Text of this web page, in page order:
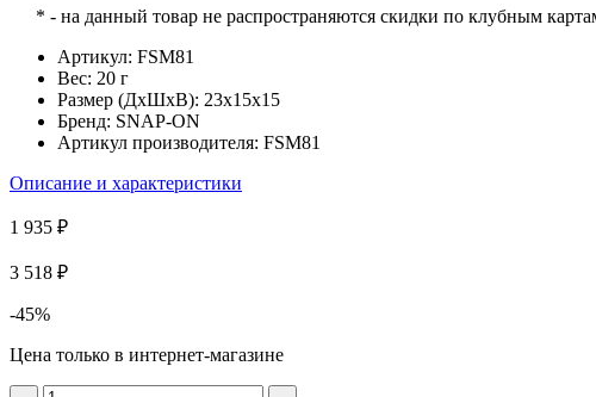
* - на данный товар не распространяются скидки по клубным
Артикул: FSM81
Вес: 20 г
Размер (ДхШхВ): 23x15x15
Бренд: SNAP-ON
Артикул производителя: FSM81
Описание и характеристики
1 935 ₽
3 518 ₽
-45%
Цена только в интернет-магазине